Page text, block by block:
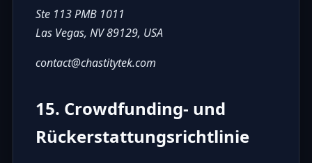
Ste 113 PMB 1011
Las Vegas, NV 89129, USA
contact@chastitytek.com
15. Crowdfunding- und
Rückerstattungsrichtlinie